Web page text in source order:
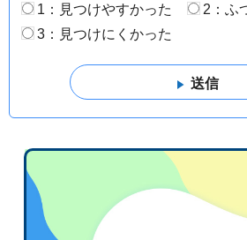
1：見つけやすかった
2：ふ
3：見つけにくかった